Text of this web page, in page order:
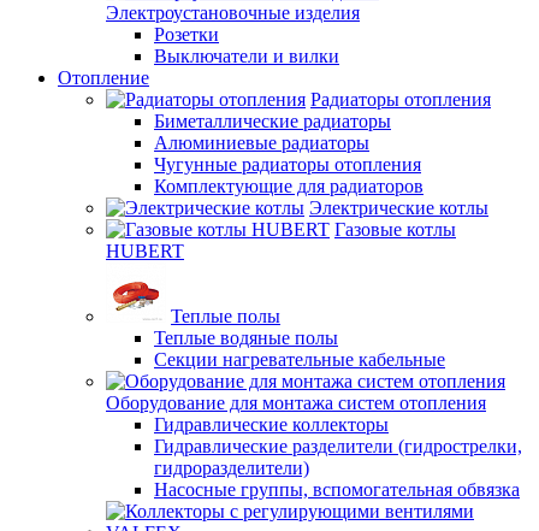
Электроустановочные изделия
Розетки
Выключатели и вилки
Отопление
Радиаторы отопления
Биметаллические радиаторы
Алюминиевые радиаторы
Чугунные радиаторы отопления
Комплектующие для радиаторов
Электрические котлы
Газовые котлы
HUBERT
Теплые полы
Теплые водяные полы
Секции нагревательные кабельные
Оборудование для монтажа систем отопления
Гидравлические коллекторы
Гидравлические разделители (гидрострелки,
гидроразделители)
Насосные группы, вспомогательная обвязка